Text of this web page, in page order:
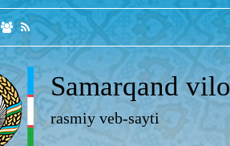
Samarqand
rasmiy veb-sayti